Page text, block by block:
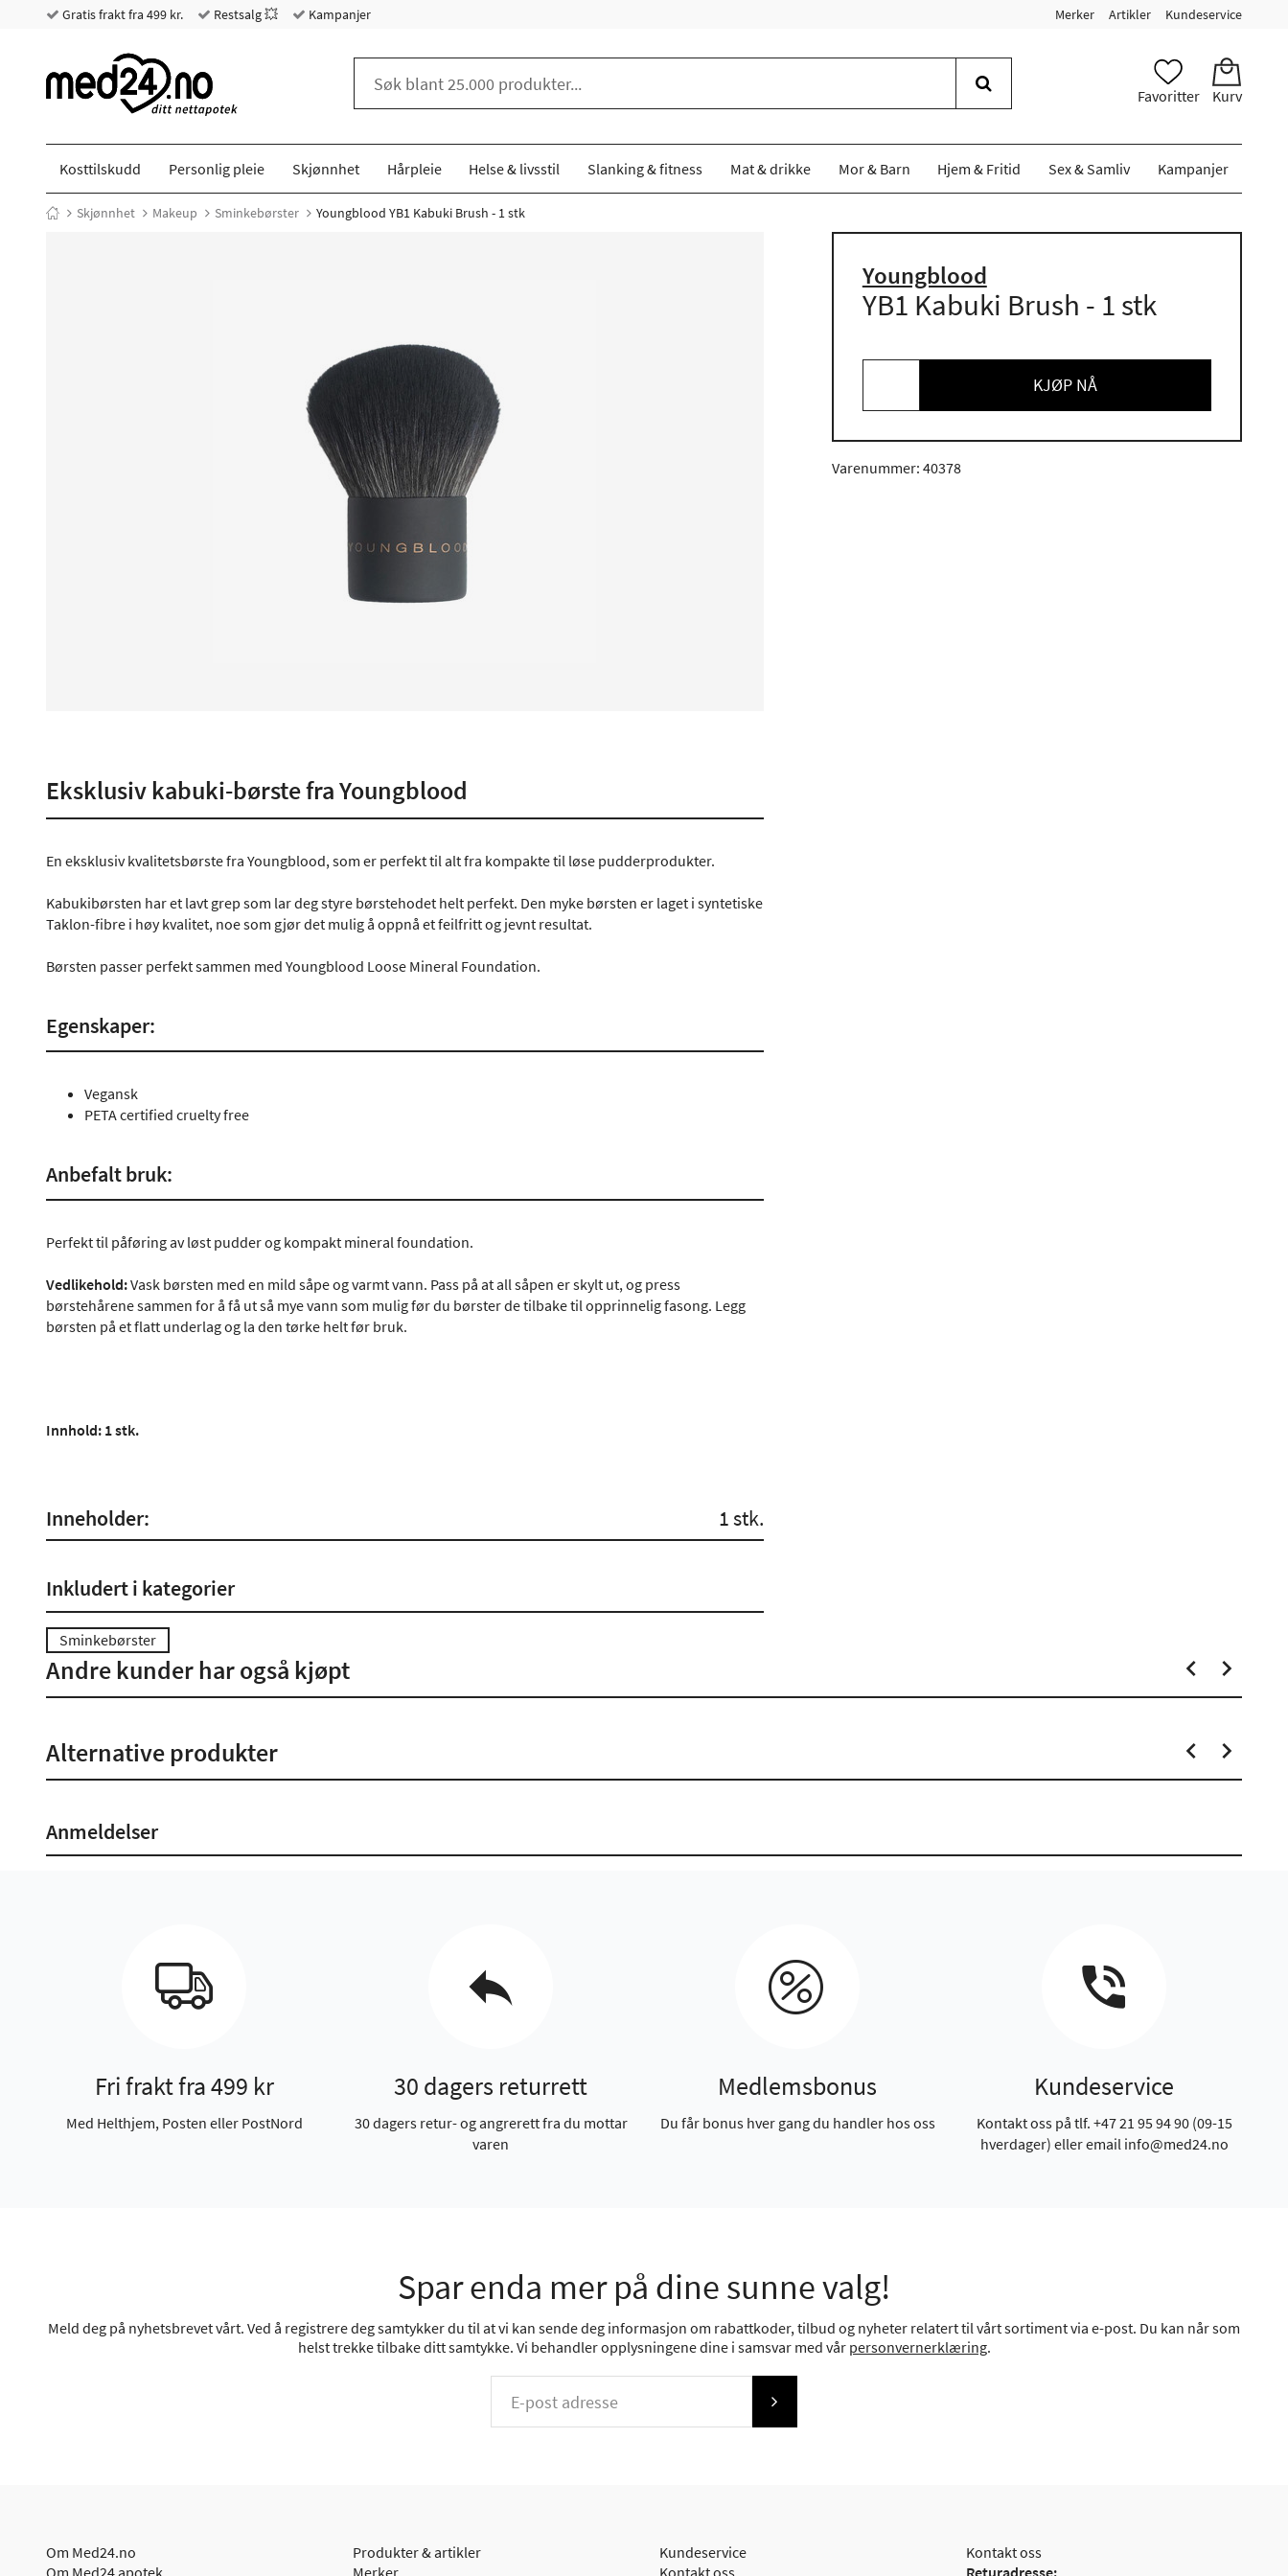
Gratis frakt fra 499 kr. Restsalg 💥 Kampanjer Merker Artikler Kundeservice
Favoritter Kurv
Kosttilskudd Personlig pleie Skjønnhet Hårpleie Helse & livsstil Slanking & fitness Mat & drikke Mor & Barn Hjem & Fritid Sex & Samliv Kampanjer
Skjønnhet Makeup Sminkebørster Youngblood YB1 Kabuki Brush - 1 stk
Youngblood
YB1 Kabuki Brush - 1 stk
KJØP NÅ
Varenummer: 40378
Eksklusiv kabuki-børste fra Youngblood
En eksklusiv kvalitetsbørste fra Youngblood, som er perfekt til alt fra kompakte til løse pudderprodukter.
Kabukibørsten har et lavt grep som lar deg styre børstehodet helt perfekt. Den myke børsten er laget i syntetiske
Taklon-fibre i høy kvalitet, noe som gjør det mulig å oppnå et feilfritt og jevnt resultat.
Børsten passer perfekt sammen med Youngblood Loose Mineral Foundation.
Egenskaper:
Vegansk
PETA certified cruelty free
Anbefalt bruk:
Perfekt til påføring av løst pudder og kompakt mineral foundation.
Vedlikehold:Vask børsten med en mild såpe og varmt vann. Pass på at all såpen er skylt ut, og press
børstehårene sammen for å få ut så mye vann som mulig før du børster de tilbake til opprinnelig fasong. Legg
børsten på et flatt underlag og la den tørke helt før bruk.
Innhold: 1 stk.
Inneholder: 1 stk.
Inkludert i kategorier
Sminkebørster
Andre kunder har også kjøpt
Alternative produkter
Anmeldelser
Fri frakt fra 499 kr
Med Helthjem, Posten eller PostNord
30 dagers returrett
30 dagers retur- og angrerett fra du mottar
varen
Medlemsbonus
Du får bonus hver gang du handler hos oss
Kundeservice
Kontakt oss på tlf. +47 21 95 94 90 (09-15
hverdager) eller email info@med24.no
Spar enda mer på dine sunne valg!
Meld deg på nyhetsbrevet vårt. Ved å registrere deg samtykker du til at vi kan sende deg informasjon om rabattkoder, tilbud og nyheter relatert til vårt sortiment via e-post. Du kan når som
helst trekke tilbake ditt samtykke. Vi behandler opplysningene dine i samsvar med vår personvernerklæring.
Om Med24.no
Om Med24 apotek
Produkter & artikler
Merker
Kundeservice
Kontakt oss
Kontakt oss
Returadresse: